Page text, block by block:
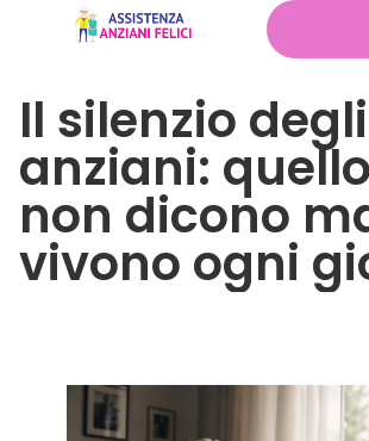
Il silenzio degli
anziani:
non dicono
vivono ogni